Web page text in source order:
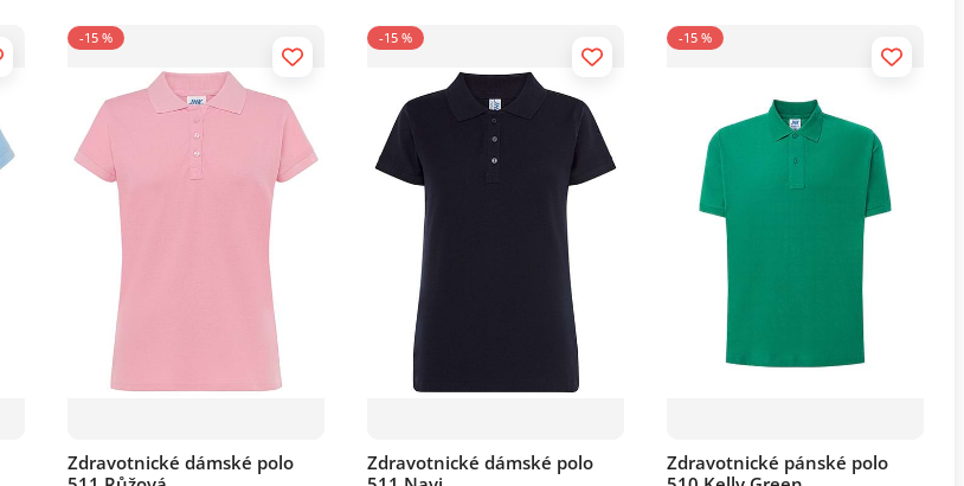
-15 %
Zdravotnické dámské polo
-15 %
Zdravotnické dámské polo
-15 %
Zdravotnické pánské polo